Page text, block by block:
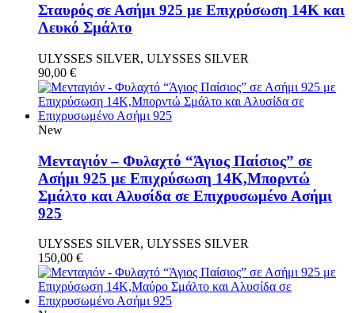
Σταυρός σε Ασήμι 925 με Επιχρύσωση 14Κ και
Λευκό Σμάλτο
ULYSSES SILVER, ULYSSES SILVER
90,00 €
New
Μενταγιόν – Φυλαχτό “Άγιος Παίσιος” σε
Ασήμι 925 με Επιχρύσωση 14Κ,Μπορντώ
Σμάλτο και Αλυσίδα σε Επιχρυσωμένο Ασήμι
925
ULYSSES SILVER, ULYSSES SILVER
150,00 €